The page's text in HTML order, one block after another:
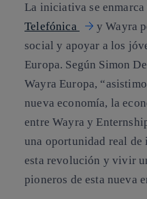
La iniciativa se
Telefónica
y Wayra
social y apoyar a los
Europa. Según Simon
Wayra Europa,
nueva economía, la
entre Wayra y
una oportunidad real
esta revolución y vivir
pioneros de esta nueva